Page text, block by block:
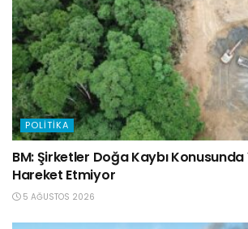
POLITIKA
BM: Şirketler Doğa Kaybı Konusunda
Hareket Etmiyor
5 AĞUSTOS 2026